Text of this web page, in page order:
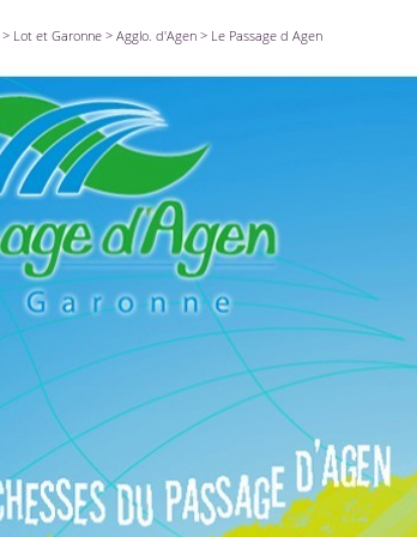
> Lot et Garonne > Agglo. d'Agen > Le Passage d Agen